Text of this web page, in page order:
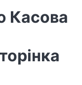
Касова